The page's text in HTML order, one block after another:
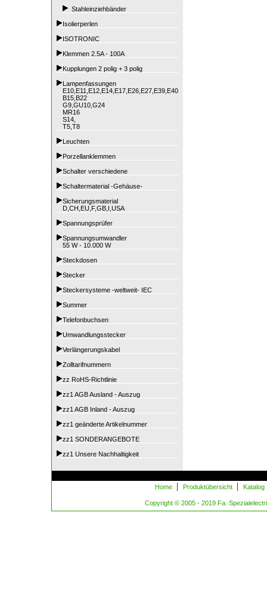
Stahleinziehbänder
Isolierperlen
ISOTRONIC
Klemmen 2.5A - 100A
Kupplungen 2 polig + 3 polig
Lampenfassungen
E10,E11,E12,E14,E17,E26,E27,E39,E40
B15,B22
G9,GU10,G24
MR16
S14,
T5,T8
Leuchten
Porzellanklemmen
Schalter verschiedene
Schaltermaterial -Gehäuse-
Sicherungsmaterial
D,CH,EU,F,GB,I,USA
Spannungsprüfer
Spannungsumwandler
55 W - 10.000 W
Steckdosen
Stecker
Steckersysteme -weltweit- IEC
Summer
Telefonbuchsen
Umwandlungsstecker
Verlängerungskabel
Zolltarifnummern
zz RoHS-Richtlinie
zz1 AGB Ausland - Auszug
zz1 AGB Inland - Auszug
zz1 geänderte Artikelnummer
zz1 SONDERANGEBOTE
zz1 Unsere Nachhaltigkeit
Home | Produktübersicht | Katalog
Copyright © 2005 - 2019 Fa.